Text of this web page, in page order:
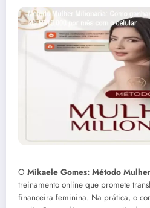
O Mikaele Gomes: Método
treinamento online que promete
financeira feminina. Na prática, o